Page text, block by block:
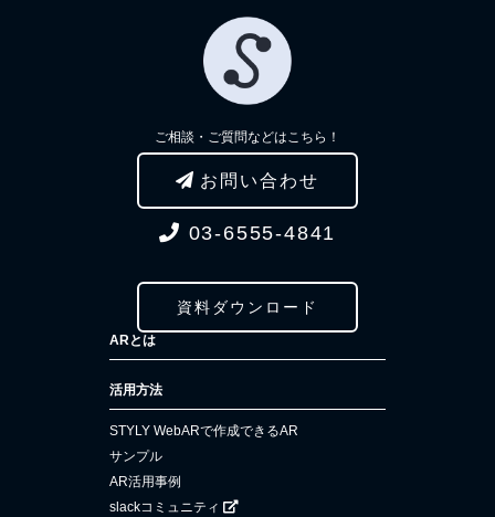
ご相談・ご質問などはこちら！
お問い合わせ
03-6555-4841
資料ダウンロード
ARとは
活用方法
STYLY WebARで作成できるAR
サンプル
AR活用事例
slackコミュニティ